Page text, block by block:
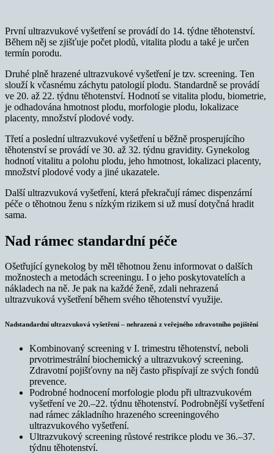
První ultrazvukové vyšetření se provádí do 14. týdne těhotenství.
Během něj se zjišťuje počet plodů, vitalita plodu a také je určen
termín porodu.
Druhé plně hrazené ultrazvukové vyšetření je tzv. screening. Ten
slouží k včasnému záchytu patologií plodu. Standardně se provádí
ve 20. až 22. týdnu těhotenství. Hodnotí se vitalita plodu, biometrie,
je odhadována hmotnost plodu, morfologie plodu, lokalizace
placenty, množství plodové vody.
Třetí a poslední ultrazvukové vyšetření u běžně prosperujícího
těhotenství se provádí ve 30. až 32. týdnu gravidity. Gynekolog
hodnotí vitalitu a polohu plodu, jeho hmotnost, lokalizaci placenty,
množství plodové vody a jiné ukazatele.
Další ultrazvuková vyšetření, která překračují rámec dispenzární
péče o těhotnou ženu s nízkým rizikem si už musí dotyčná hradit
sama.
Nad rámec standardní péče
Ošetřující gynekolog by měl těhotnou ženu informovat o dalších
možnostech a metodách screeningu. I o jeho poskytovatelích a
nákladech na ně. Je pak na každé ženě, zdali nehrazená
ultrazvuková vyšetření během svého těhotenství využije.
Nadstandardní ultrazvuková vyšetření – nehrazená z veřejného zdravotního pojištění
Kombinovaný screening v I. trimestru těhotenství, neboli
prvotrimestrální biochemický a ultrazvukový screening.
Zdravotní pojišťovny na něj často přispívají ze svých fondů
prevence.
Podrobné hodnocení morfologie plodu při ultrazvukovém
vyšetření ve 20.–22. týdnu těhotenství. Podrobnější vyšetření
nad rámec základního hrazeného screeningového
ultrazvukového vyšetření.
Ultrazvukový screening růstové restrikce plodu ve 36.–37.
týdnu těhotenství.